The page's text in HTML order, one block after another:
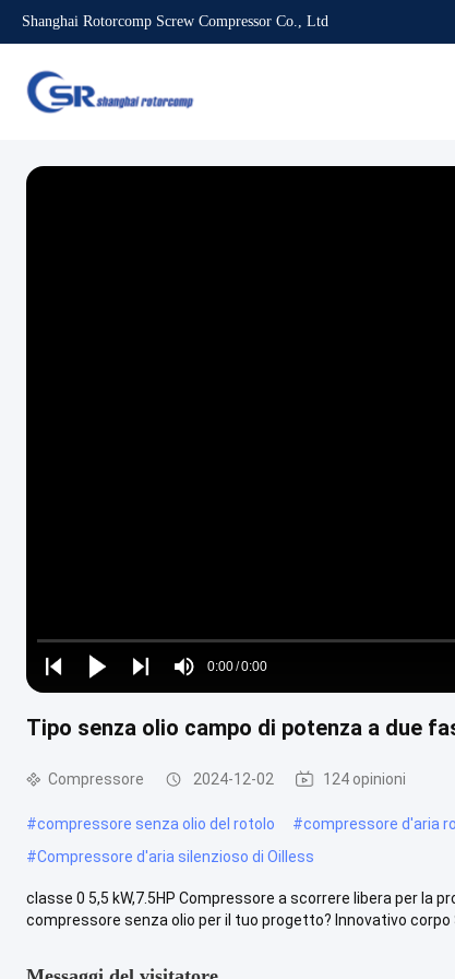
Shanghai Rotorcomp Screw Compressor Co., Ltd
Play
Play
Play
Mute
Time
0:00/0:00
Loaded:
0%
Tipo senza olio campo di potenza a due
Compressore 2024-12-02 124 opinioni
#compressore senza olio del rotolo #compressore d'aria
#Compressore d'aria silenzioso di Oilless
classe 0 5,5 kW,7.5HP Compressore a scorrere libera per la
compressore senza olio per il tuo progetto? Innovativo corpo